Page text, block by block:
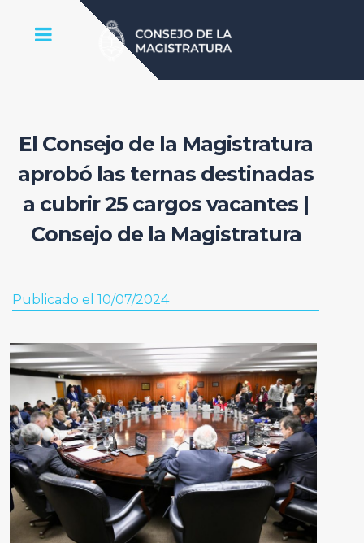
El Consejo de la Magistratura
aprobó las ternas destinadas
a cubrir 25 cargos vacantes |
Consejo de la Magistratura
Publicado el 10/07/2024